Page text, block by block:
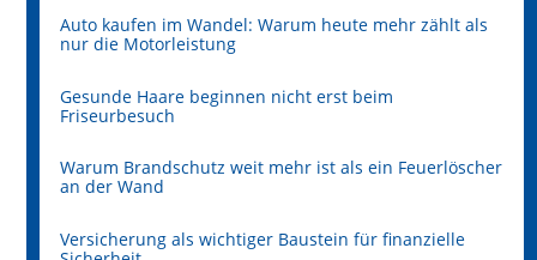
Auto kaufen im Wandel: Warum heute mehr zählt als
nur die Motorleistung
Gesunde Haare beginnen nicht erst beim
Friseurbesuch
Warum Brandschutz weit mehr ist als ein Feuerlöscher
an der Wand
Versicherung als wichtiger Baustein für finanzielle